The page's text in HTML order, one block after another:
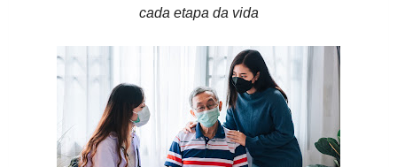
cada etapa da vida